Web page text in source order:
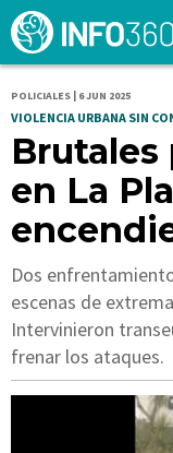
POLICIALES | 6 JUN 2025
VIOLENCIA URBANA SIN
Brutales
en La
Dos
escenas de
Intervinieron
frenar los ataques.